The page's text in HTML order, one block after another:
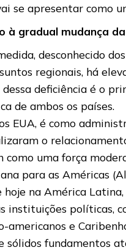
se apresentar como
à gradual mudança
desconhecido
regionais, há
dessa deficiência é o
de ambos os países.
EUA, é como
o
uma força
para as Américas
na América
instituições políticas,
americanos e
sólidos fundamentos